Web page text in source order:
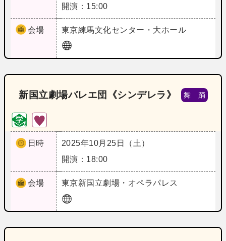
開演：15:00
会場 東京練馬文化センター・大ホール
新国立劇場バレエ団《シンデレラ》 舞 踊
日時
2025年10月25日（土）
開演：18:00
会場 東京新国立劇場・オペラパレス